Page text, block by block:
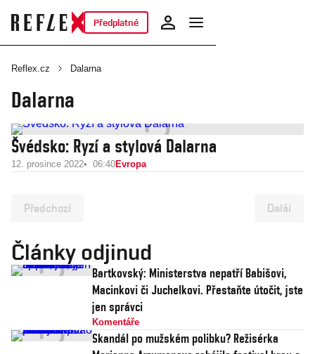
Předplatné
Reflex.cz Dalarna
Dalarna
Švédsko: Ryzí a stylová Dalarna
12. prosince 2022 06:40Evropa
Předchozí Další
Články odjinud
Bartkovský: Ministerstva nepatří Babišovi,
Macinkovi či Juchelkovi. Přestaňte útočit, jste
jen správci
Komentáře
Skandál po mužském polibku? Režisérka